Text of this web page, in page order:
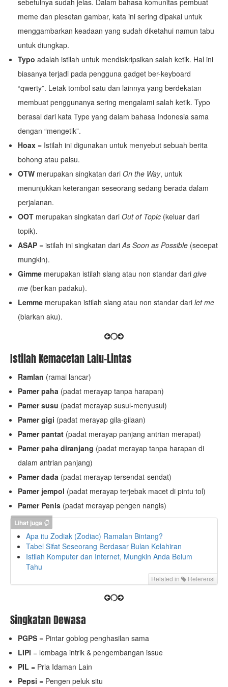
sebetulnya sudah jelas. Dalam bahasa komunitas pembuat
meme dan plesetan gambar, kata ini sering dipakai untuk
menggambarkan keadaan yang sudah diketahui namun tabu
untuk diungkap.
Typo adalah istilah untuk mendiskripsikan salah ketik. Hal ini
biasanya terjadi pada pengguna gadget ber-keyboard
“qwerty”. Letak tombol satu dan lainnya yang berdekatan
membuat penggunanya sering mengalami salah ketik. Typo
berasal dari kata Type yang dalam bahasa Indonesia sama
dengan “mengetik”.
Hoax = Istilah ini digunakan untuk menyebut sebuah berita
bohong atau palsu.
OTW merupakan singkatan dari On the Way, untuk
menunjukkan keterangan seseorang sedang berada dalam
perjalanan.
OOT merupakan singkatan dari Out of Topic (keluar dari
topik).
ASAP = istilah ini singkatan dariAs Soon as Possible (secepat
mungkin).
Gimme merupakan istilah slang atau non standar dari give
me (berikan padaku).
Lemme merupakan istilah slang atau non standar dari let me
(biarkan aku).
Istilah Kemacetan Lalu-Lintas
Ramlan (ramai lancar)
Pamer paha (padat merayap tanpa harapan)
Pamer susu (padat merayap susul-menyusul)
Pamer gigi (padat merayap gila-gilaan)
Pamer pantat (padat merayap panjang antrian merapat)
Pamer paha diranjang (padat merayap tanpa harapan di
dalam antrian panjang)
Pamer dada (padat merayap tersendat-sendat)
Pamer jempol (padat merayap terjebak macet di pintu tol)
Pamer Penis (padat merayap pengen nangis)
Lihat juga
Apa itu Zodiak (Zodiac) Ramalan Bintang?
Tabel Sifat Seseorang Berdasar Bulan Kelahiran
Istilah Komputer dan Internet, Mungkin Anda Belum
Tahu
Related in Referensi
Singkatan Dewasa
PGPS = Pintar goblog penghasilan sama
LIPI = lembaga intrik & pengembangan issue
PIL = Pria Idaman Lain
Pepsi = Pengen peluk situ